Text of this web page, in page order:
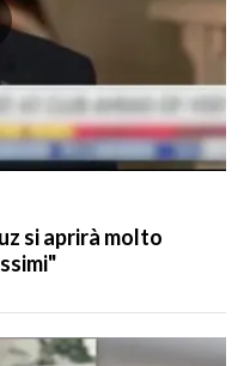
si aprirà molto